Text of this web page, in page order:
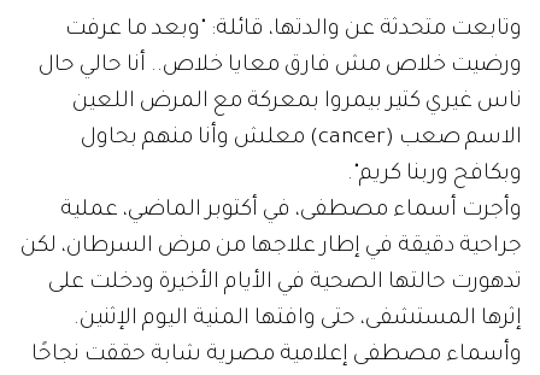
وتابعت متحدثة عن والدتها، قائلة: "وبعد ما عرفت
ورضيت خلاص مش فارق معايا خلاص.. أنا حالي حال
ناس غيري كتير بيمروا بمعركة مع المرض اللعين
الاسم صعب (cancer) معلش وأنا منهم بحاول
وبكافح وربنا كريم".
وأجرت أسماء مصطفى، في أكتوبر الماضي، عملية
جراحية دقيقة في إطار علاجها من مرض السرطان، لكن
تدهورت حالتها الصحية في الأيام الأخيرة ودخلت على
إثرها المستشفى، حتى وافتها المنية اليوم الإثنين.
وأسماء مصطفى إعلامية مصرية شابة حققت نجاحًا